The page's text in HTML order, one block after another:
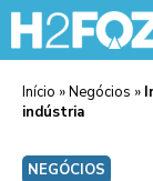
Início »Negócios »
indústria
NEGÓCIOS